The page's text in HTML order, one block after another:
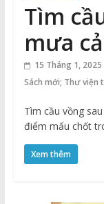
Tìm
mưa
15 Tháng 1, 2025
Sách mới; Thư viện
Tìm cầu vồng
điểm mấu chốt
Xem thêm